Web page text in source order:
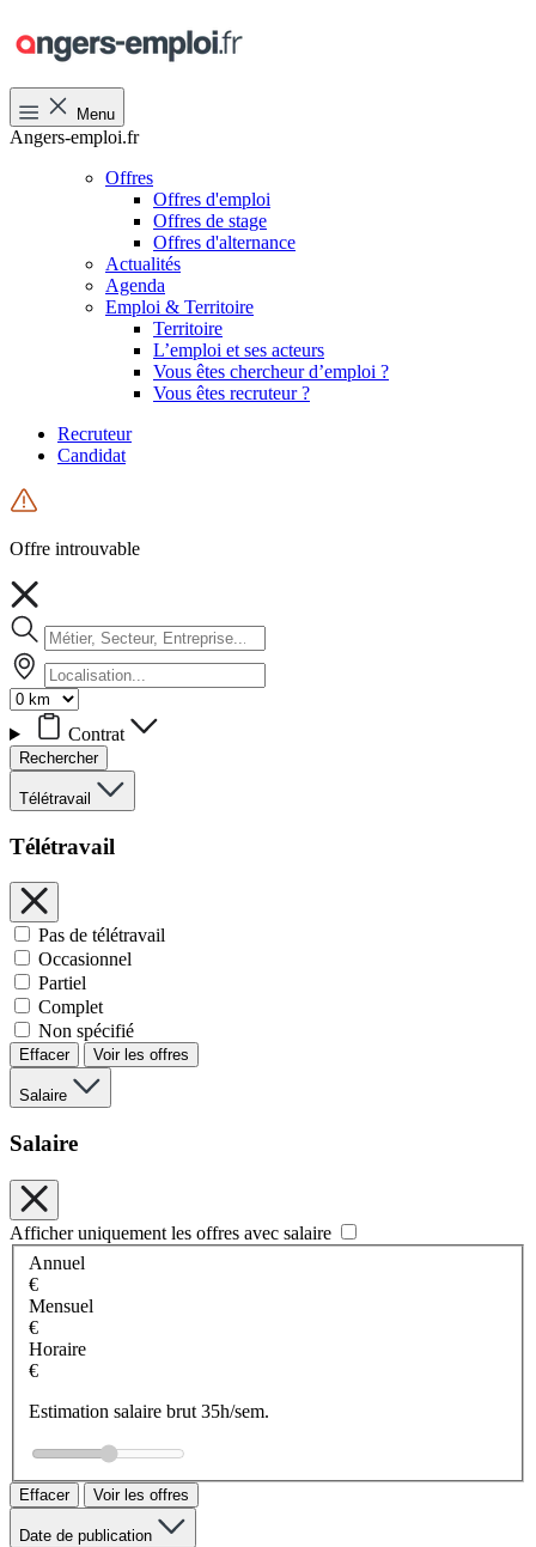
Menu
Angers-emploi.fr
Offres
Offres d'emploi
Offres de stage
Offres d'alternance
Actualités
Agenda
Emploi & Territoire
Territoire
L’emploi et ses acteurs
Vous êtes chercheur d’emploi ?
Vous êtes recruteur ?
Recruteur
Candidat
Offre introuvable
Contrat
Rechercher
Télétravail
Télétravail
Pas de télétravail
Occasionnel
Partiel
Complet
Non spécifié
Effacer Voir les offres
Salaire
Salaire
Afficher uniquement les offres avec salaire
Annuel
€
Mensuel
€
Horaire
€
Estimation salaire brut 35h/sem.
Effacer Voir les offres
Date de publication